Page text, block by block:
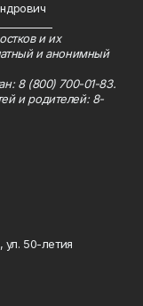
и их
и анонимный
8 (800) 700-01-83.
и родителей: 8-
ул. 50-летия